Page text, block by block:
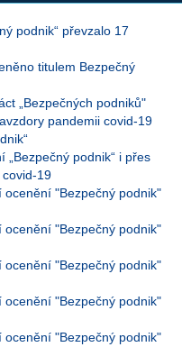
podnik“ převzalo 17
titulem Bezpečný
„Bezpečných podniků"
pandemii covid-19
„Bezpečný podnik“ i přes
19
"Bezpečný podnik"
"Bezpečný podnik"
"Bezpečný podnik"
"Bezpečný podnik"
"Bezpečný podnik"